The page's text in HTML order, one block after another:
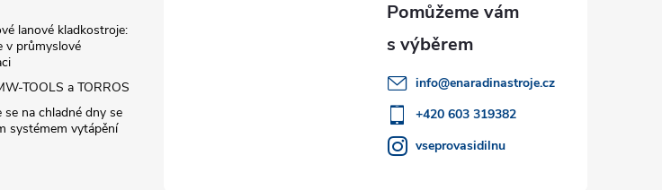
lanové kladkostroje:
v průmyslové
TOOLS a TORROS
se na chladné dny se
systémem vytápění
info@enaradinastroje.cz
+420 603 319382
vseprovasidilnu